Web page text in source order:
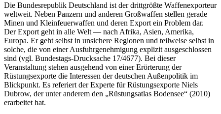
Die Bundesrepublik Deutschland ist der drittgrößte Waffenexporteur
weltweit. Neben Panzern und anderen Großwaffen stellen gerade
Minen und Kleinfeuerwaffen und deren Export ein Problem dar.
Der Export geht in alle Welt — nach Afrika, Asien, Amerika,
Europa. Er geht selbst in unsichere Regionen und teilweise selbst in
solche, die von einer Ausfuhrgenehmigung explizit ausgeschlossen
sind (vgl. Bundestags-Drucksache 17/4677). Bei dieser
Veranstaltung stehen ausgehend von einer Erörterung der
Rüstungsexporte die Interessen der deutschen Außenpolitik im
Blickpunkt. Es referiert der Experte für Rüstungsexporte Niels
Dubrow, der unter anderem den „Rüstungsatlas Bodensee“ (2010)
erarbeitet hat.